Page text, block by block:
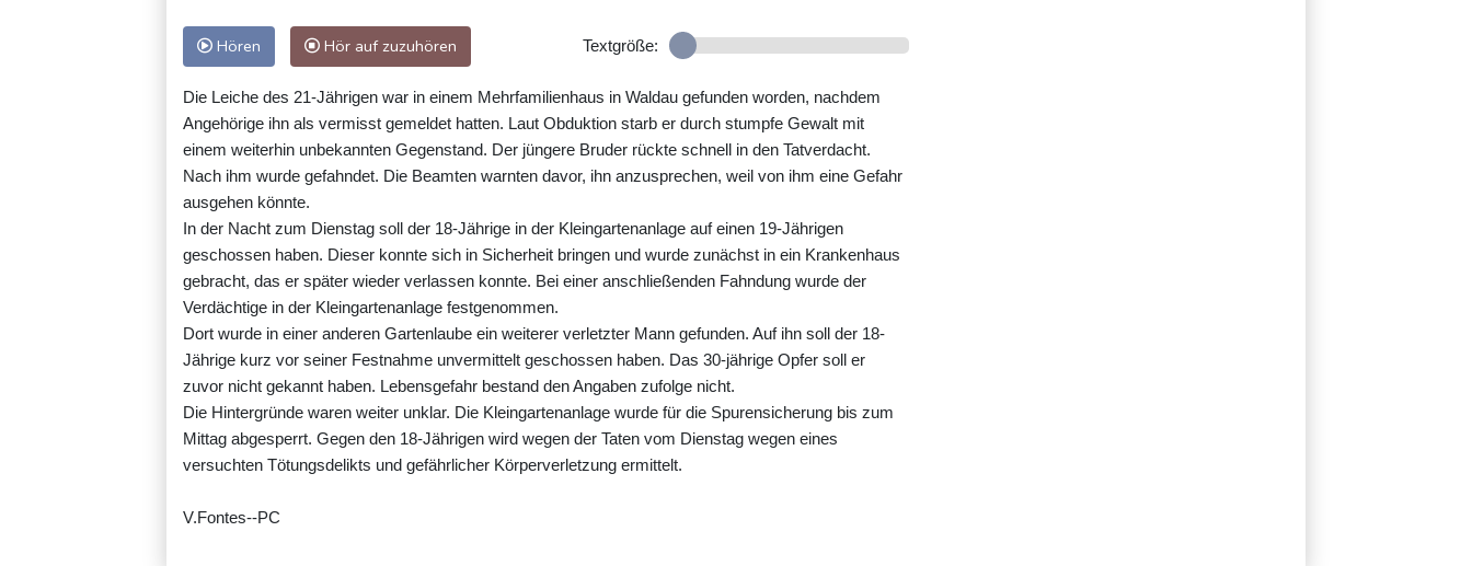
Hören Hör auf zuzuhören Textgröße:
Die Leiche des 21-Jährigen war in einem Mehrfamilienhaus in Waldau gefunden worden, nachdem
Angehörige ihn als vermisst gemeldet hatten. Laut Obduktion starb er durch stumpfe Gewalt mit
einem weiterhin unbekannten Gegenstand. Der jüngere Bruder rückte schnell in den Tatverdacht.
Nach ihm wurde gefahndet. Die Beamten warnten davor, ihn anzusprechen, weil von ihm eine Gefahr
ausgehen könnte.
In der Nacht zum Dienstag soll der 18-Jährige in der Kleingartenanlage auf einen 19-Jährigen
geschossen haben. Dieser konnte sich in Sicherheit bringen und wurde zunächst in ein Krankenhaus
gebracht, das er später wieder verlassen konnte. Bei einer anschließenden Fahndung wurde der
Verdächtige in der Kleingartenanlage festgenommen.
Dort wurde in einer anderen Gartenlaube ein weiterer verletzter Mann gefunden. Auf ihn soll der 18-
Jährige kurz vor seiner Festnahme unvermittelt geschossen haben. Das 30-jährige Opfer soll er
zuvor nicht gekannt haben. Lebensgefahr bestand den Angaben zufolge nicht.
Die Hintergründe waren weiter unklar. Die Kleingartenanlage wurde für die Spurensicherung bis zum
Mittag abgesperrt. Gegen den 18-Jährigen wird wegen der Taten vom Dienstag wegen eines
versuchten Tötungsdelikts und gefährlicher Körperverletzung ermittelt.
V.Fontes--PC